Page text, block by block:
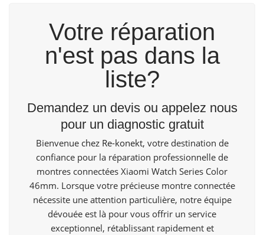
Votre réparation
n'est pas dans la
liste?
Demandez un devis ou appelez nous
pour un diagnostic gratuit
Bienvenuechez Re-konekt, votre destination de
confiance pour la réparation professionnelle de
montres connectées Xiaomi Watch Series Color
46mm. Lorsque votre précieuse montre connectée
nécessite une attention particulière, notre équipe
dévouée est là pour vous offrir un service
exceptionnel, rétablissant rapidement et